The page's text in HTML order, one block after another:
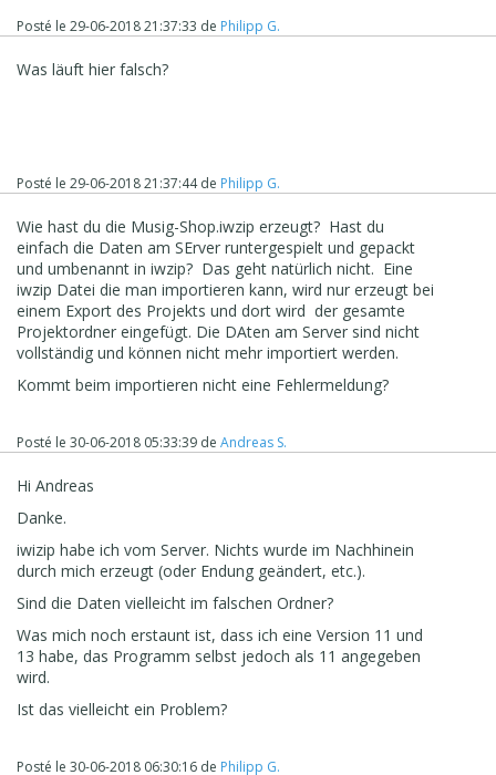
Posté le 29-06-2018 21:37:33 de Philipp G.
Was läuft hier falsch?
Posté le 29-06-2018 21:37:44de Philipp G.
Wie hast du die Musig-Shop.iwzip erzeugt? Hast du
einfach die Daten am SErver runtergespielt und gepackt
und umbenannt in iwzip? Das geht natürlich nicht. Eine
iwzip Datei die man importieren kann, wird nur erzeugt bei
einem Export des Projekts und dort wird der gesamte
Projektordner eingefügt. Die DAten am Server sind nicht
vollständig und können nicht mehr importiert werden.
Kommt beim importieren nicht eine Fehlermeldung?
Posté le 30-06-2018 05:33:39 de Andreas S.
Hi Andreas
Danke.
iwizip habe ich vom Server. Nichts wurde im Nachhinein
durch mich erzeugt (oder Endung geändert, etc.).
Sind die Daten vielleicht im falschen Ordner?
Was mich noch erstaunt ist, dass ich eine Version 11 und
13 habe, das Programm selbst jedoch als 11 angegeben
wird.
Ist das vielleicht ein Problem?
Posté le 30-06-2018 06:30:16 de Philipp G.